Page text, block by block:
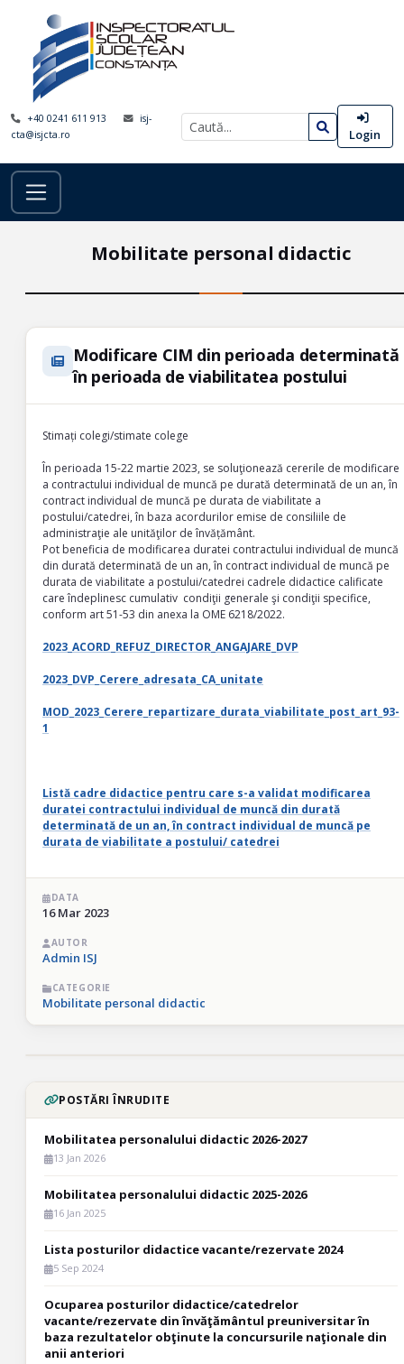
+40 0241 611 913
isj-
cta@isjcta.ro
Login
Mobilitate personal didactic
Modificare CIM din perioada determinată
în perioada de viabilitatea postului
Stimați colegi/stimate colege
În perioada 15-22 martie 2023, se soluţionează cererile de modificare
a contractului individual de muncă pe durată determinată de un an, în
contract individual de muncă pe durata de viabilitate a
postului/catedrei, în baza acordurilor emise de consiliile de
administraţie ale unităţilor de învățământ.
Pot beneficia de modificarea duratei contractului individual de muncă
din durată determinată de un an, în contract individual de muncă pe
durata de viabilitate a postului/catedrei cadrele didactice calificate
care îndeplinesc cumulativ condiţii generale şi condiţii specifice,
conform art 51-53 din anexa la OME 6218/2022.
2023 _ACORD_REFUZ_DIRECTOR_ANGAJARE_DVP
2023_DVP_Cerere_adresata_CA_unitate
MOD_2023_Cerere_repartizare_durata_viabilitate_post_art_93-
1
Listă cadre didactice pentru care s-a validat modificarea
duratei contractului individual de muncă din durată
determinată de un an, în contract individual de muncă pe
durata de viabilitate a postului/ catedrei
DATA
16 Mar 2023
AUTOR
Admin ISJ
CATEGORIE
Mobilitate personal didactic
POSTĂRI ÎNRUDITE
Mobilitatea personalului didactic 2026-2027
13 Jan 2026
Mobilitatea personalului didactic 2025-2026
16 Jan 2025
Lista posturilor didactice vacante/rezervate 2024
5 Sep 2024
Ocuparea posturilor didactice/catedrelor
vacante/rezervate din învăţământul preuniversitar în
baza rezultatelor obţinute la concursurile naţionale din
anii anteriori